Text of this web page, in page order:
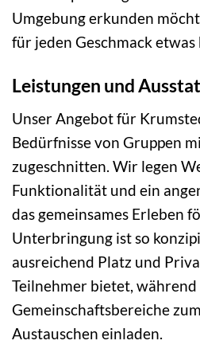
Umgebung erkunden
für jeden Geschmack etwas
Leistungen und
Unser Angebot für
Bedürfnisse von Gruppen
zugeschnitten. Wir legen
Funktionalität und ein
das gemeinsames Erleben
Unterbringung ist so
ausreichend Platz und
Teilnehmer bietet,
Gemeinschaftsbereiche
Austauschen einladen.